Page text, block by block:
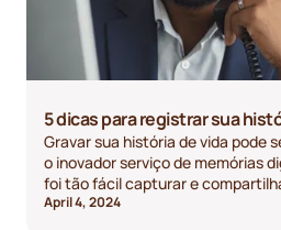
5 dicas para registrar sua
Gravar sua história de vida pode
o inovador serviço de memórias
foi tão fácil capturar e
seus entes queridos. Aqui estão
April 4, 2024